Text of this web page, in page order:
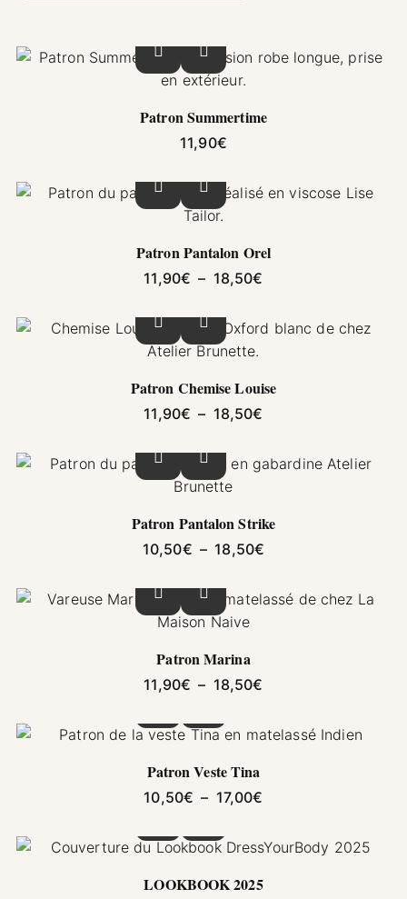
Ce produit a plusieurs variations. Les options
Patron Summertime
11,90€
Ce produit a plusieurs variations. Les options
Patron Pantalon Orel
11,90€ – 18,50€
Ce produit a plusieurs variations. Les options
Patron Chemise Louise
11,90€ – 18,50€
Ce produit a plusieurs variations. Les options
Patron Pantalon Strike
10,50€ – 18,50€
Ce produit a plusieurs variations. Les options
Patron Marina
11,90€ – 18,50€
Patron Veste Tina
10,50€ – 17,00€
LOOKBOOK 2025